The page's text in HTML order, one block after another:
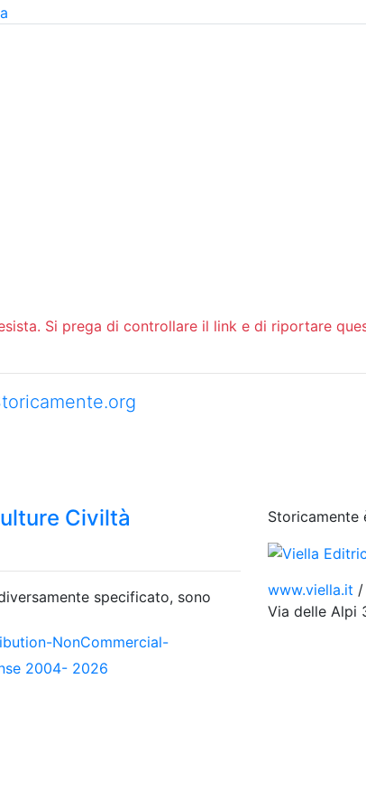
Si prega di controllare il link e di riportare
Civiltà
specificato, sono
NonCommercial-
2004- 2026
Storicamente
www.viella.it /
Via delle Alpi